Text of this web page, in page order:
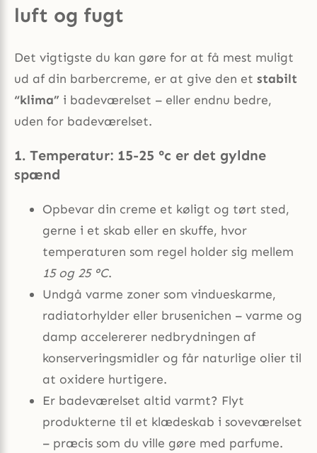
luft og fugt
Det vigtigste du kan gøre for at få mest muligt
ud af din barbercreme, er at give den et stabilt
“klima” i badeværelset – eller endnu bedre,
uden for badeværelset.
1. Temperatur: 15-25 °c er det gyldne
spænd
Opbevar din creme et køligt og tørt sted,
gerne i et skab eller en skuffe, hvor
temperaturen som regel holder sig mellem
15 og 25 °C.
Undgå varme zoner som vindueskarme,
radiatorhylder eller brusenichen – varme og
damp accelererer nedbrydningen af
konserveringsmidler og får naturlige olier til
at oxidere hurtigere.
Er badeværelset altid varmt? Flyt
produkterne til et klædeskab i soveværelset
– præcis som du ville gøre med parfume.